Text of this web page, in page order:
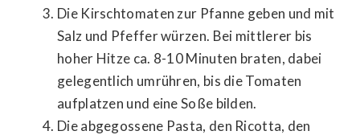
Die Kirschtomaten zur Pfanne geben und mit
Salz und Pfeffer würzen. Bei mittlerer bis
hoher Hitze ca. 8-10 Minuten braten, dabei
gelegentlich umrühren, bis die Tomaten
aufplatzen und eine Soße bilden.
Die abgegossene Pasta, den Ricotta, den